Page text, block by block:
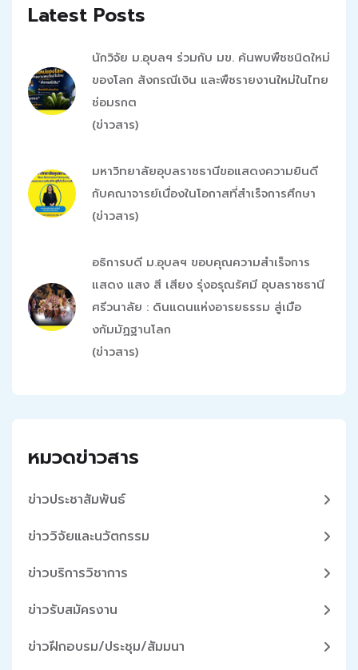
Latest Posts
นักวิจัย ม.อุบลฯ ร่วมกับ มข. ค้นพบพืชชนิดใหม่
ของโลก สังกรณีเงิน และพืชรายงานใหม่ในไทย
ช่อมรกต
(ข่าวสาร)
มหาวิทยาลัยอุบลราชธานีขอแสดงความยินดี
กับคณาจารย์เนื่องในโอกาสที่สำเร็จการศึกษา
(ข่าวสาร)
อธิการบดี ม.อุบลฯ ขอบคุณความสำเร็จการ
แสดง แสง สี เสียง รุ่งอรุณรัศมี อุบลราชธานี
ศรีวนาลัย : ดินแดนแห่งอารยธรรม สู่เมือ
งกัมมัฏฐานโลก
(ข่าวสาร)
หมวดข่าวสาร
ข่าวประชาสัมพันธ์
ข่าววิจัยและนวัตกรรม
ข่าวบริการวิชาการ
ข่าวรับสมัครงาน
ข่าวฝึกอบรม/ประชุม/สัมมนา